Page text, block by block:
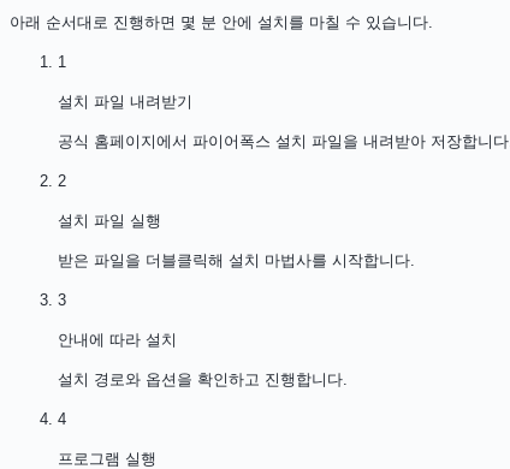
아래 순서대로 진행하면 몇 분 안에 설치를 마칠 수 있습니다.
1
설치 파일 내려받기
공식 홈페이지에서 파이어폭스 설치 파일을 내려받아 저장합니다.
2
설치 파일 실행
받은 파일을 더블클릭해 설치 마법사를 시작합니다.
3
안내에 따라 설치
설치 경로와 옵션을 확인하고 진행합니다.
4
프로그램 실행